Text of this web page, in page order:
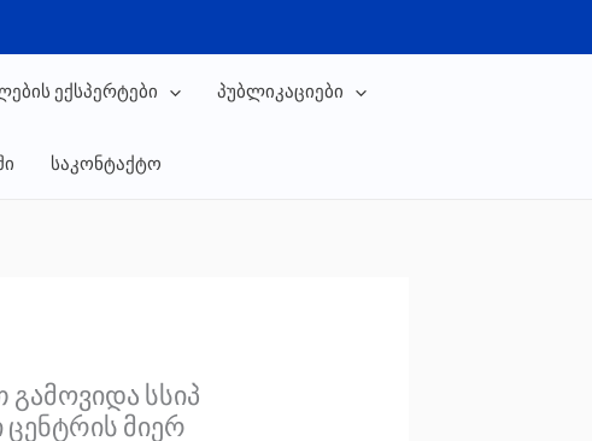
ექსპერტები პუბლიკაციები
საკონტაქტო
სსიპ
მიერ